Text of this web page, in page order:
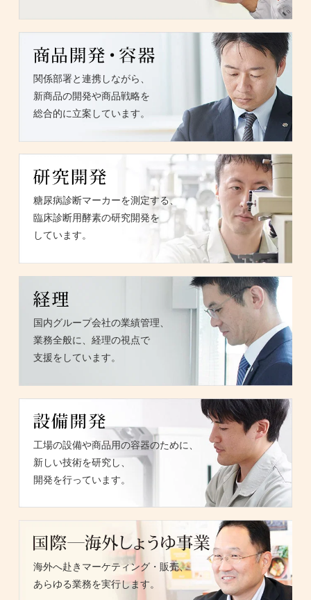
関係部署と連携しながら、
新商品の開発や商品戦略を
総合的に立案しています。
糖尿病診断マーカーを測定する、
臨床診断用酵素の研究開発を
しています。
国内グループ会社の業績管理、
業務全般に、経理の視点で
支援をしています。
工場の設備や商品用の容器のために、
新しい技術を研究し、
開発を行っています。
海外へ赴きマーケティング・販売、
あらゆる業務を実行します。